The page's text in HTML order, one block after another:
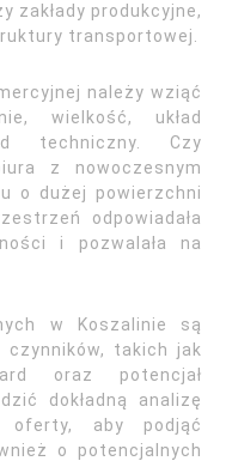
zakłady produkcyjne,
transportowej.
należy wziąć
wielkość, układ
techniczny. Czy
z nowoczesnym
o dużej powierzchni
odpowiadała
i pozwalała na
w Koszalinie są
takich jak
oraz potencjał
dokładną analizę
oferty, aby podjąć
o potencjalnych